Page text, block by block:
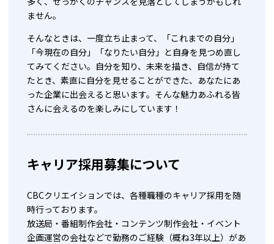
ません。
そんなときは、一度立ち止まって、「これまでの自分」
「今現在の自分」「なりたい自分」と自身を見つめ直し
てみてください。自分を知り、未来を描き、自信が持て
たとき、素直に自分を見せることができた、あなたにあ
った企業に出会えると思います。そんな魅力あふれる皆
さんに会えるのを楽しみにしています！
キャリア採用募集について
CBCクリエイションでは、各種職種のキャリア採用を随
時行っております。
放送局・番組制作会社・コンテンツ制作会社・イベント
企画運営の会社などで勤務のご経験（概ね3年以上）があ